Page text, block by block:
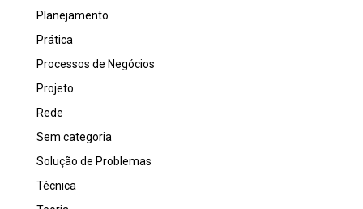
Planejamento
Prática
Processos de Negócios
Projeto
Rede
Sem categoria
Solução de Problemas
Técnica